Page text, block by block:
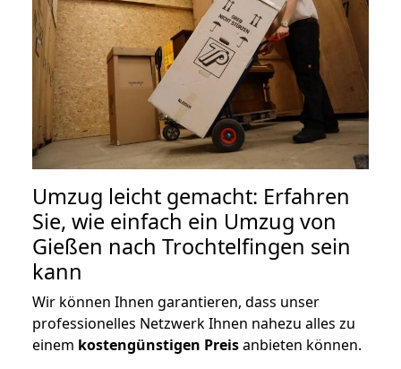
Umzug leicht gemacht: Erfahren
Sie, wie einfach ein Umzug von
Gießen nach Trochtelfingen sein
kann
Wir können Ihnen garantieren, dass unser
professionelles Netzwerk Ihnen nahezu alles zu
einem kostengünstigen Preisanbieten können.